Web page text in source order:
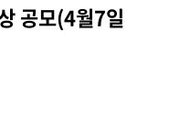
공모(4월7일